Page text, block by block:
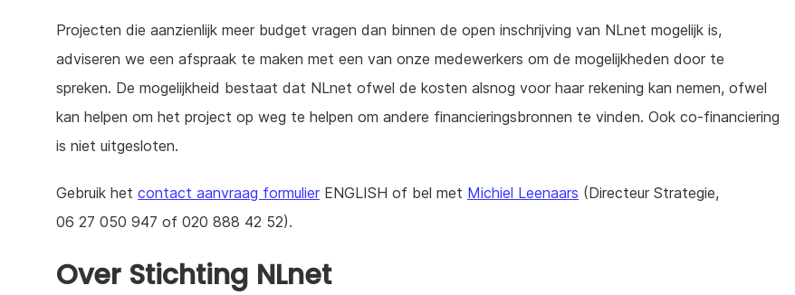
Projecten die aanzienlijk meer budget vragen dan binnen de open inschrijving van NLnet mogelijk is,
adviseren we een afspraak te maken met een van onze medewerkers om de mogelijkheden door te
spreken. De mogelijkheid bestaat dat NLnet ofwel de kosten alsnog voor haar rekening kan nemen, ofwel
kan helpen om het project op weg te helpen om andere financieringsbronnen te vinden. Ook co-financiering
is niet uitgesloten.
Gebruik het contact aanvraag formulier ENGLISH of bel met Michiel Leenaars (Directeur Strategie,
06 27 050 947 of 020 888 42 52).
Over Stichting NLnet